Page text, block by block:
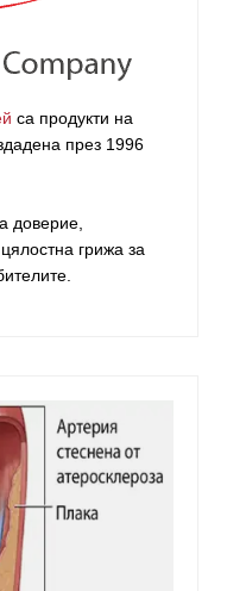
са продукти на
през 1996
доверие,
грижа за
.